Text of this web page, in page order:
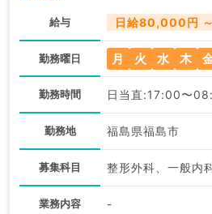
給与 日給80,000円 ～
勤務曜日 月 火 水 木
勤務時間 日当直:17:00〜
勤務地 福島県福島市
募集科目
業務内容 -